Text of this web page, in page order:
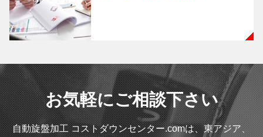
お気軽にご相談下さい
自動旋盤加工 コストダウンセンター.comは、東アジア、